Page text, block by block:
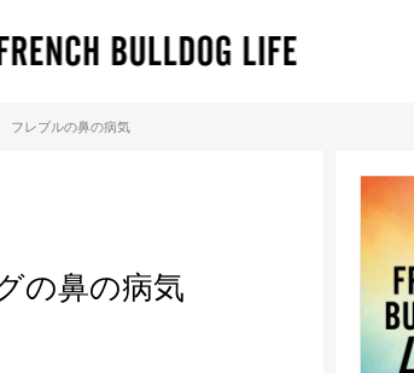
フレブルの鼻の病気
の鼻の病気